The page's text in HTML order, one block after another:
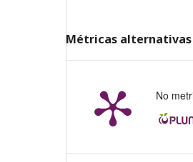
Métricas alternativas
No